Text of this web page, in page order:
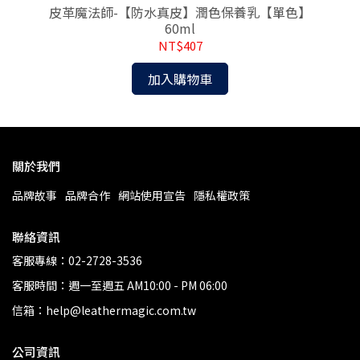
皮革魔法師-【防水真皮】潤色保養乳【單色】
60ml
NT$407
加入購物車
關於我們
品牌故事 品牌合作 網站使用宣告 隱私權政策
聯絡資訊
客服專線：02-2728-3536
客服時間：週一至週五 AM10:00 - PM 06:00
信箱：help@leathermagic.com.tw
公司資訊